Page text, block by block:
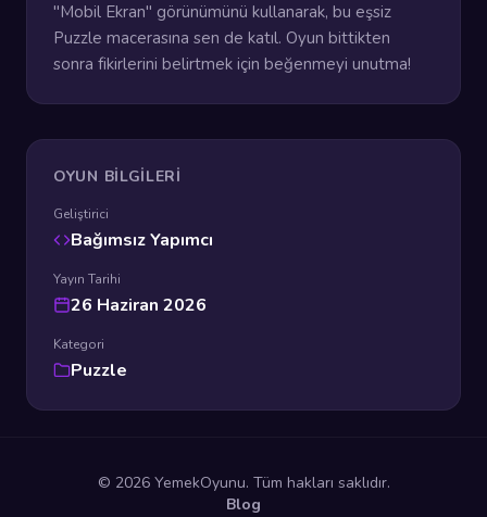
"Mobil Ekran" görünümünü kullanarak, bu eşsiz
Puzzle macerasına sen de katıl. Oyun bittikten
sonra fikirlerini belirtmek için beğenmeyi unutma!
OYUN BILGILERI
Geliştirici
Bağımsız Yapımcı
Yayın Tarihi
26 Haziran 2026
Kategori
Puzzle
© 2026 YemekOyunu. Tüm hakları saklıdır.
Blog